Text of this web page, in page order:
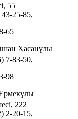
55
Хасанұлы
7‑83‑50,
222
2‑20‑15,